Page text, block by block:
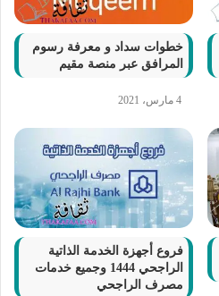
خطوات سداد و معرفة رسوم
المرافق عبر منصة مقيم
4 مارس، 2021
فروع أجهزة الخدمة الذاتية
الراجحي 1444 وجميع خدمات
مصرف الراجحي